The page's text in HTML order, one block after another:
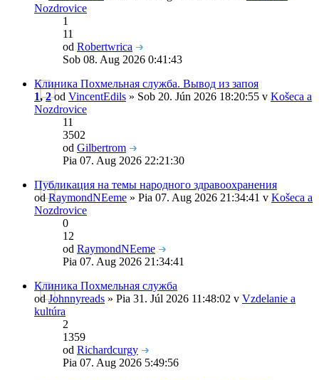
Nozdrovice
1
11
od Robertwrica
Sob 08. Aug 2026 0:41:43
Клиника Похмельная служба. Вывод из запоя
1,2od VincentEdils » Sob 20. Jún 2026 18:20:55 v Košeca a
Nozdrovice
11
3502
od Gilbertrom
Pia 07. Aug 2026 22:21:30
Публикация на темы народного здравоохранения
odRaymondNEeme » Pia 07. Aug 2026 21:34:41 v Košeca a
Nozdrovice
0
12
od RaymondNEeme
Pia 07. Aug 2026 21:34:41
Клиника Похмельная служба
odJohnnyreads » Pia 31. Júl 2026 11:48:02 v Vzdelanie a
kultúra
2
1359
od Richardcurgy
Pia 07. Aug 2026 5:49:56